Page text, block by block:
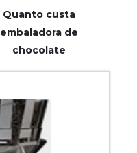
Quanto custa
embaladora de
chocolate